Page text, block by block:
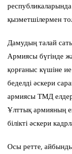
қызметшілермен
Дамудың талай
Армиясы бүгінде
қорғаныс күшіне
беделді әскери
армиясы ТМД
Ұлттық армияның
білікті әскери
Осы ретте,